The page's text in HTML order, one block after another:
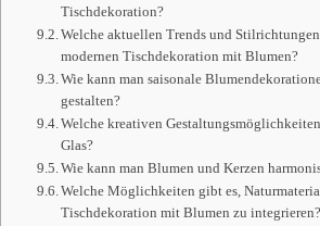
Tischdekoration?
Welche aktuellen Trends und
modernen Tischdekoration mit Blumen?
Wie kann man saisonale
gestalten?
Welche kreativen
Glas?
Wie kann man Blumen und Kerzen
Welche Möglichkeiten gibt es,
Tischdekoration mit Blumen zu integrieren?